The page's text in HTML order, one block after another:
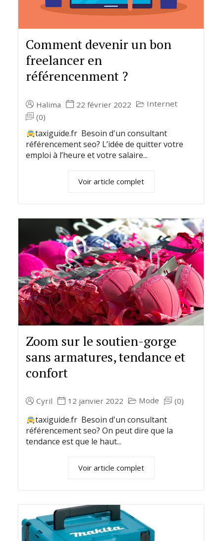
Comment devenir un bon
freelancer en
référencenment ?
Halima 22 février 2022
Internet
(0)
taxiguide.fr Besoin d'un consultant
référencement seo? L’idée de quitter votre
emploi à l’heure et votre salaire...
Voir article complet
Zoom sur le soutien-gorge
sans armatures, tendance et
confort
Cyril 12 janvier 2022 Mode (0)
taxiguide.fr Besoin d'un consultant
référencement seo? On peut dire que la
tendance est que le haut...
Voir article complet